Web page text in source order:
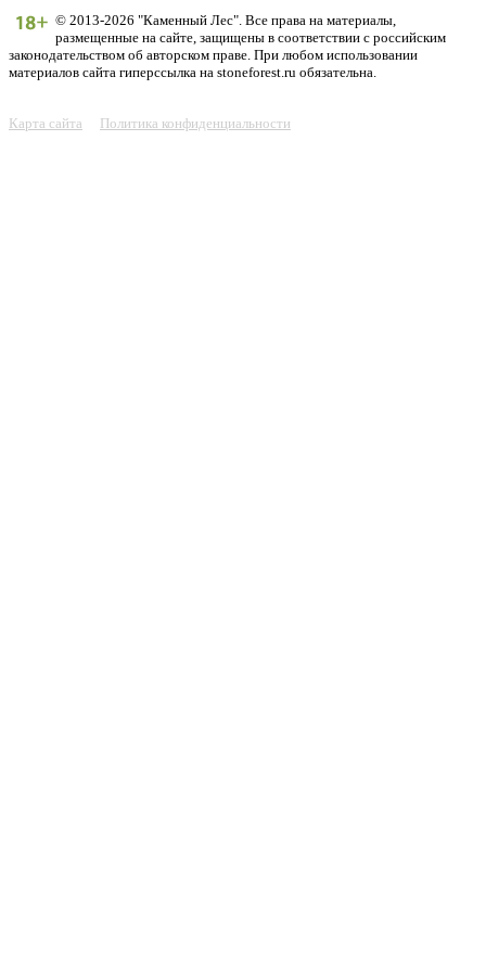
© 2013-2026 "Каменный Лес". Все права на материалы,
размещенные на сайте, защищены в соответствии с российским
законодательством об авторском праве. При любом использовании
материалов сайта гиперссылка на stoneforest.ru обязательна.
Карта сайта Политика конфиденциальности